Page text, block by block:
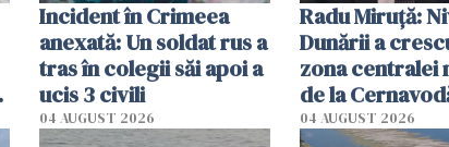
Incident în Crimeea
anexată: Un soldat rus a
tras în colegii săi apoi a
ucis 3 civili
04 AUGUST 2026
Radu Miruţă:
Dunării a
zona centralei
de la
cm faţă de
04 AUGUST 2026